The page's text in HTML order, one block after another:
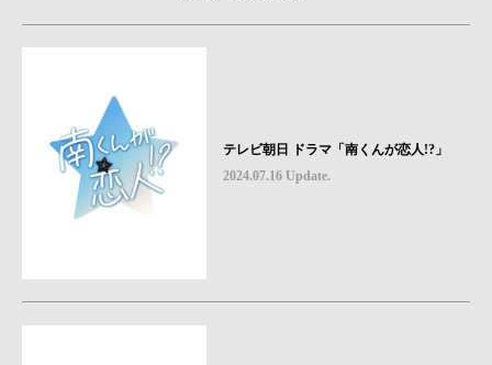
テレビ朝日 ドラマ「南くんが恋人!?」
2024.07.16 Update.